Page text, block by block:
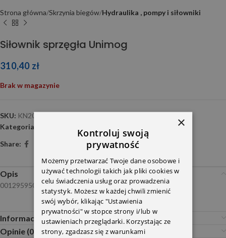
Strona główna Skrzynia biegów Hydraulika , pompy i siłowniki
Siłownik sprzęgła Unimog
310,40 zł
Brak w magazynie
SKU: KN2003E1
Kategoria:
Share:
Opis
0012959507 FTE
Informacje dodatkowe
Opinie (0)
×
Kontroluj swoją
prywatność
Możemy przetwarzać Twoje dane osobowe i
używać technologii takich jak pliki cookies w
celu świadczenia usług oraz prowadzenia
statystyk. Możesz w każdej chwili zmienić
swój wybór, klikając "Ustawienia
prywatności" w stopce strony i/lub w
ustawieniach przeglądarki. Korzystając ze
strony, zgadzasz się z warunkami